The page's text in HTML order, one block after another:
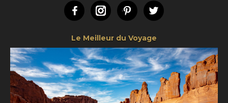
FacebookInstagramPinterestTwitter
Le Meilleur du Voyage